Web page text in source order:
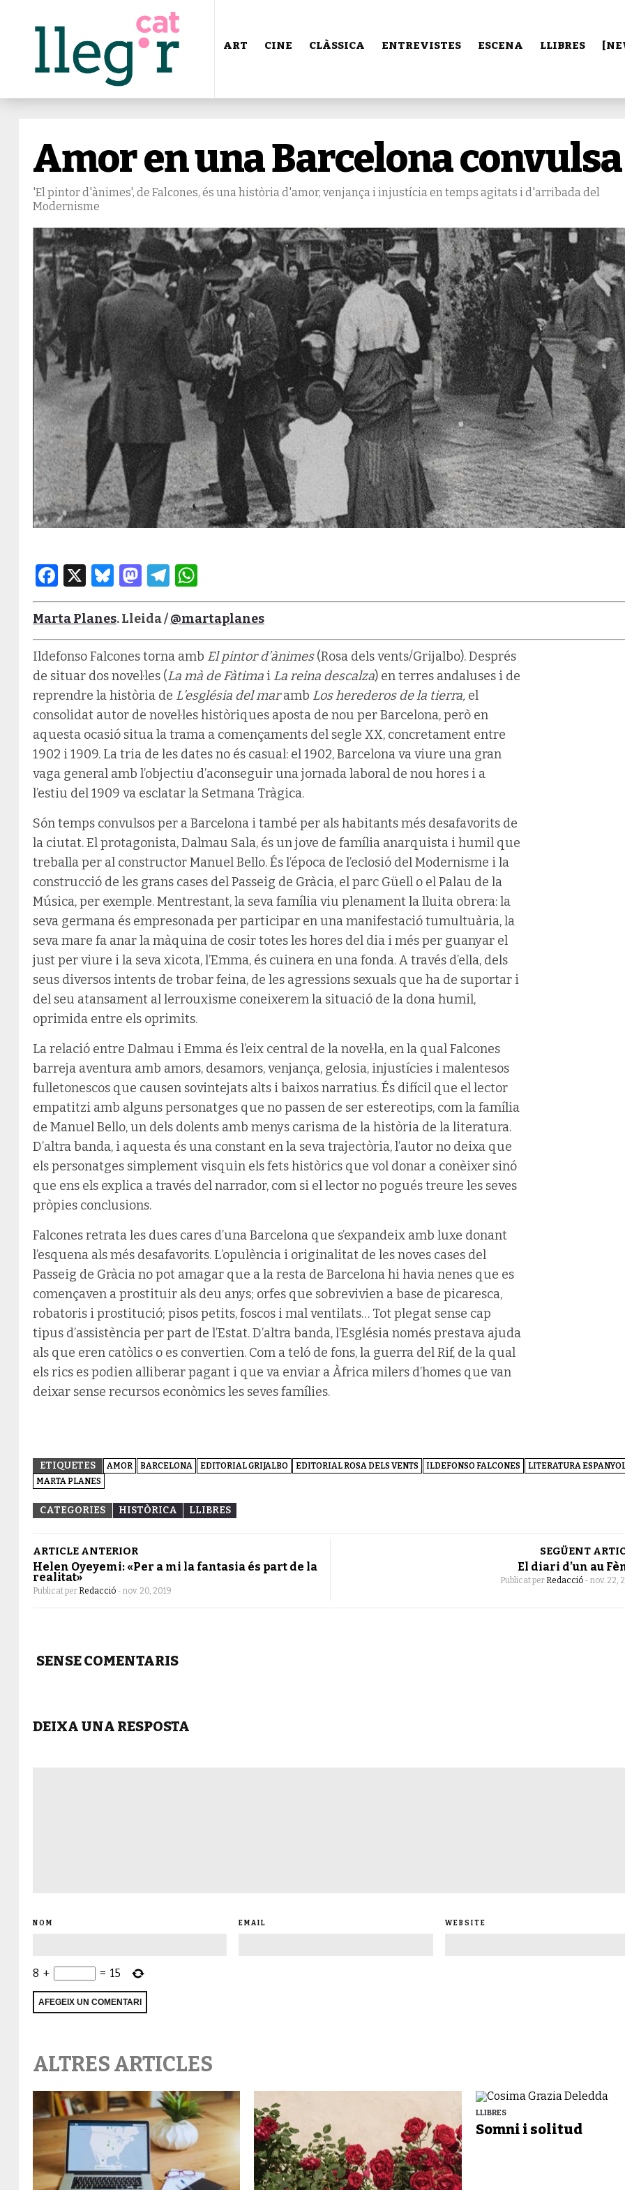
ART CINE CLÀSSICA ENTREVISTES ESCENA LLIBRES
Amor en una Barcelona convulsa
'El pintor d'ànimes', de Falcones, és una història d'amor, venjança i injustícia en temps agitats i d'arribada del
Modernisme
Facebook
X Bluesky
Mastodon
Telegram
Marta Planes. Lleida /@martaplanes
Ildefonso Falcones torna amb El pintor d’ànimes(Rosa dels vents/Grijalbo). Després
de situar dos novel·les (La mà de Fàtima i La reina descalza) en terres andaluses i de
reprendre la història de L’església del maramb Los herederos de la tierra, el
consolidat autor de novel·les històriques aposta de nou per Barcelona, però en
aquesta ocasió situa la trama a començaments del segle XX, concretament entre
1902 i 1909. La tria de les dates no és casual: el 1902, Barcelona va viure una gran
vaga general amb l’objectiu d’aconseguir una jornada laboral de nou hores i a
l’estiu del 1909 va esclatar la Setmana Tràgica.
Són temps convulsos per a Barcelona i també per als habitants més desafavorits de
la ciutat. El protagonista, Dalmau Sala, és un jove de família anarquista i humil que
treballa per al constructor Manuel Bello. És l’época de l’eclosió del Modernisme i la
construcció de les grans cases del Passeig de Gràcia, el parc Güell o el Palau de la
Música, per exemple. Mentrestant, la seva família viu plenament la lluita obrera: la
seva germana és empresonada per participar en una manifestació tumultuària, la
seva mare fa anar la màquina de cosir totes les hores del dia i més per guanyar el
just per viure i la seva xicota, l’Emma, és cuinera en una fonda. A través d’ella, dels
seus diversos intents de trobar feina, de les agressions sexuals que ha de suportar i
del seu atansament al lerrouxisme coneixerem la situació de la dona humil,
oprimida entre els oprimits.
La relació entre Dalmau i Emma és l’eix central de la novel·la, en la qual Falcones
barreja aventura amb amors, desamors, venjança, gelosia, injustícies i malentesos
fulletonescos que causen sovintejats alts i baixos narratius. És difícil que el lector
empatitzi amb alguns personatges que no passen de ser estereotips, com la família
de Manuel Bello, un dels dolents amb menys carisma de la història de la literatura.
D’altra banda, i aquesta és una constant en la seva trajectòria, l’autor no deixa que
els personatges simplement visquin els fets històrics que vol donar a conèixer sinó
que ens els explica a través del narrador, com si el lector no pogués treure les seves
pròpies conclusions.
Falcones retrata les dues cares d’una Barcelona que s’expandeix amb luxe donant
l’esquena als més desafavorits. L’opulència i originalitat de les noves cases del
Passeig de Gràcia no pot amagar que a la resta de Barcelona hi havia nenes que es
començaven a prostituir als deu anys; orfes que sobrevivien a base de picaresca,
robatoris i prostitució; pisos petits, foscos i mal ventilats… Tot plegat sense cap
tipus d’assistència per part de l’Estat. D’altra banda, l’Església només prestava ajuda
als que eren catòlics o es convertien. Com a teló de fons, la guerra del Rif, de la qual
els rics es podien alliberar pagant i que va enviar a Àfrica milers d’homes que van
deixar sense recursos econòmics les seves famílies.
ETIQUETES AMOR BARCELONA EDITORIAL GRIJALBO EDITORIAL ROSA DELS VENTS ILDEFONSO FALCONES
LITERATURA
MARTA PLANES
CATEGORIES HISTÒRICA LLIBRES
ARTICLE ANTERIOR
Helen Oyeyemi: «Per a mi la fantasia és part de la
realitat»
Publicat per Redacció - nov. 20, 2019
SEGÜENT
El diari d’un au
Publicat per Redacció - nov. 22,
SENSE COMENTARIS
DEIXA UNA RESPOSTA
NOM EMAIL WEBSITE
8 + = 15
ALTRES ARTICLES
LLIBRES
Somni i solitud